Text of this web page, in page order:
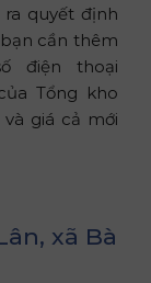
quyết định
cần thêm
điện thoại
Tổng kho
giá cả mới
xã Bà